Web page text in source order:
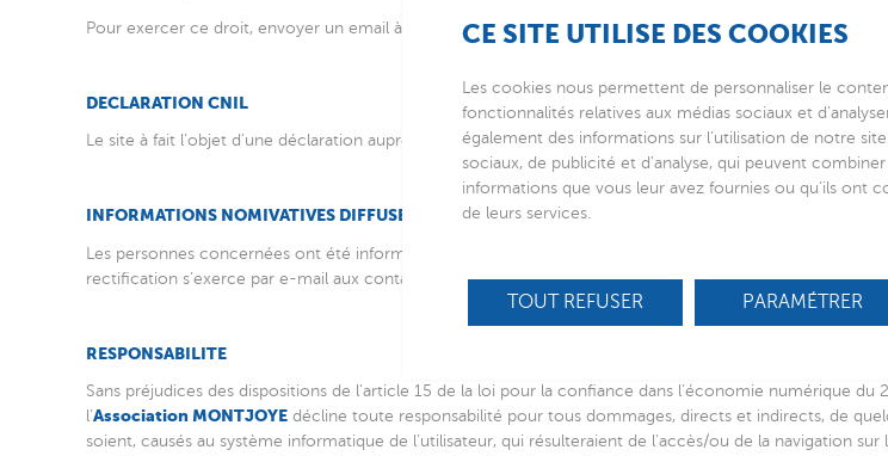
Pour exercer ce droit, envoyer un email à : dpo@montjoye.org
DECLARATION CNIL
Le site à fait l’objet d’une déclaration auprès de la CNIL sous le n° 1444430
INFORMATIONS NOMIVATIVES DIFFUSEES SUR LE SITE
Les personnes concernées ont été informées de leur droit. Le droit d’accès est immédiat sur le site. Le
rectification s’exerce par e-mail aux contacts mentionnés préalablement
RESPONSABILITE
Sans préjudices des dispositions de l’article 15 de la loi pour la confiance dans l’économie numérique du
l’Association MONTJOYE décline toute responsabilité pour tous dommages, directs et indirects, de
soient, causés au système informatique de l’utilisateur, qui résulteraient de l’accès/ou de la navigation sur
CE SITE UTILISE DES COOKIES
Les cookies nous permettent de personnaliser le
fonctionnalités relatives aux médias sociaux et
également des informations sur l’utilisation de notre
sociaux, de publicité et d’analyse, qui peuvent
informations que vous leur avez fournies ou qu’ils ont
de leurs services.
TOUT REFUSER PARAMÉTRER